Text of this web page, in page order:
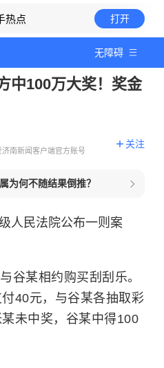
热点 打开
无障碍
中100万大奖！奖金
济南新闻客户端官方账号
关注
为何不随结果倒推？
人民法院公布一则案
某相约购买刮刮乐。
40元，与谷某各抽取彩
未中奖，谷某中得100